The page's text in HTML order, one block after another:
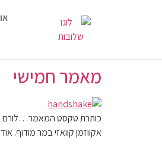
מאמר חמישי
כותרת טקסט המאמר…לורם
אקווזמן קוואזי במר מודוף.